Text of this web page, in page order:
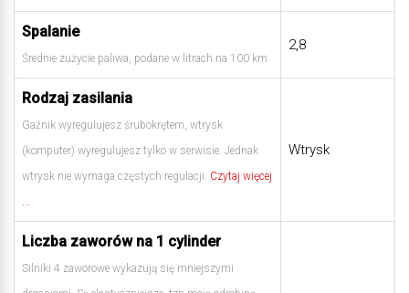
Spalanie
Średnie zużycie paliwa, podane w litrach na 100 km
2,8
Rodzaj zasilania
Gaźnik wyregulujesz śrubokrętem, wtrysk
(komputer) wyregulujesz tylko w serwisie. Jednak
wtrysk nie wymaga częstych regulacji. Czytaj więcej
Wtrysk
Liczba zaworów na 1 cylinder
Silniki 4 zaworowe wykazują się mniejszymi